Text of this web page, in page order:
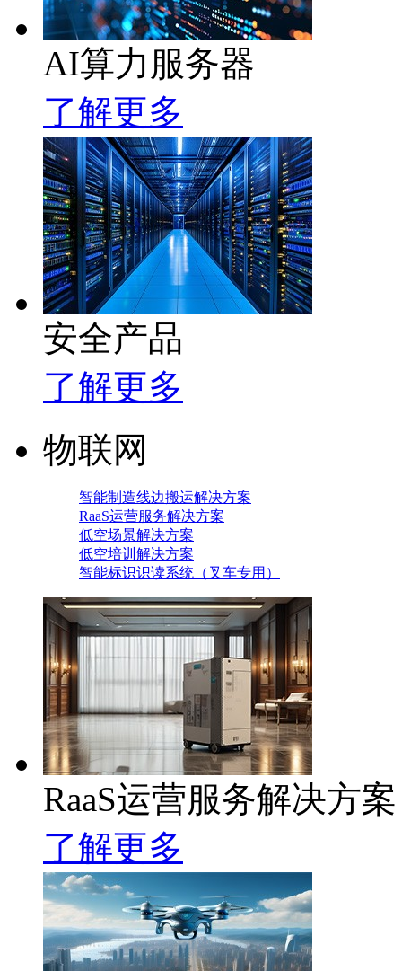
AI算力服务器
了解更多
安全产品
了解更多
物联网
智能制造线边搬运解决方案
RaaS运营服务解决方案
低空场景解决方案
低空培训解决方案
智能标识识读系统（叉车专用）
RaaS运营服务解决方案
了解更多